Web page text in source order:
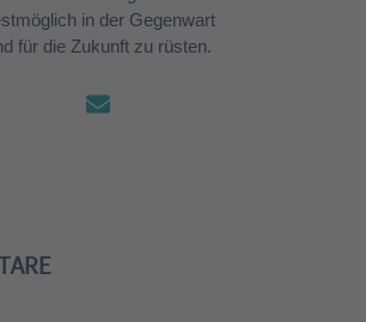
in der Gegenwart
für die Zukunft zu rüsten.